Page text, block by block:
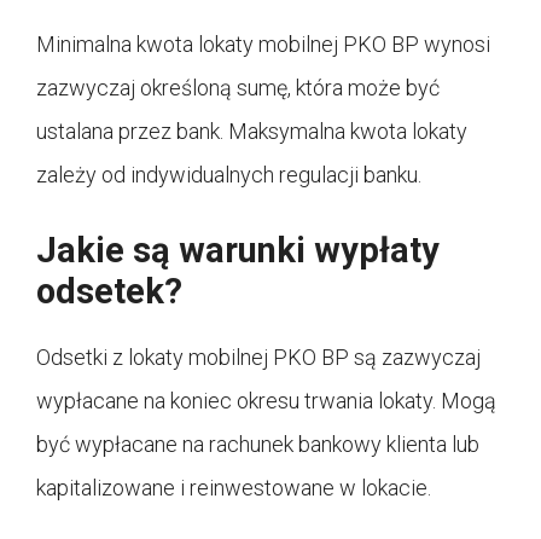
Minimalna kwota lokaty mobilnej PKO BP wynosi
zazwyczaj określoną sumę, która może być
ustalana przez bank. Maksymalna kwota lokaty
zależy od indywidualnych regulacji banku.
Jakie są warunki wypłaty
odsetek?
Odsetki z lokaty mobilnej PKO BP są zazwyczaj
wypłacane na koniec okresu trwania lokaty. Mogą
być wypłacane na rachunek bankowy klienta lub
kapitalizowane i reinwestowane w lokacie.